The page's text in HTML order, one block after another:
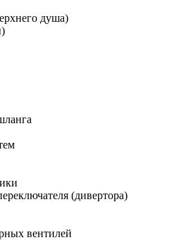
душа)
(дивертора)
вентилей